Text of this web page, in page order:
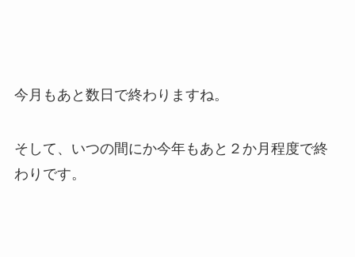
今月もあと数日で終わりますね。
そして、いつの間にか今年もあと２か月程度で終
わりです。